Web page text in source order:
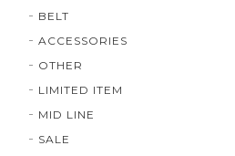
BELT
ACCESSORIES
OTHER
LIMITED ITEM
MID LINE
SALE